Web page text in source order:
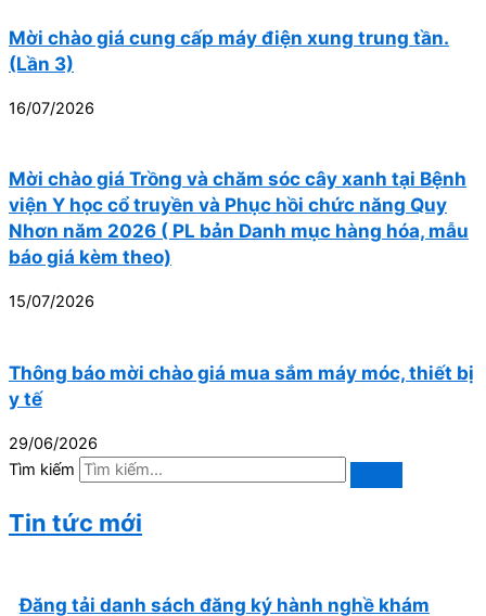
Mời chào giá cung cấp máy điện xung trung tần.
(Lần 3)
16/07/2026
Mời chào giá Trồng và chăm sóc cây xanh tại Bệnh
viện Y học cổ truyền và Phục hồi chức năng Quy
Nhơn năm 2026 ( PL bản Danh mục hàng hóa, mẫu
báo giá kèm theo)
15/07/2026
Thông báo mời chào giá mua sắm máy móc, thiết bị
y tế
29/06/2026
Tìm kiếm
Tin tức mới
Đăng tải danh sách đăng ký hành nghề khám